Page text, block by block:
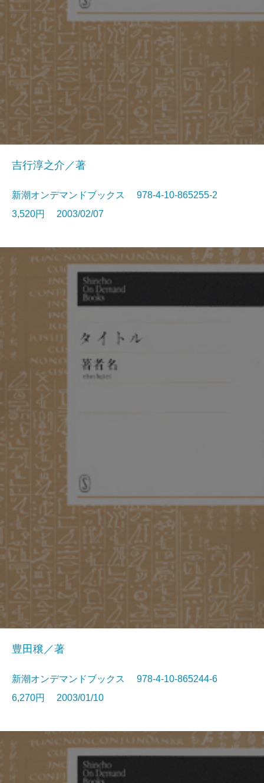
吉行淳之介／著
新潮オンデマンドブックス 978-4-10-865255-2
3,520円 2003/02/07
豊田穣／著
新潮オンデマンドブックス 978-4-10-865244-6
6,270円 2003/01/10